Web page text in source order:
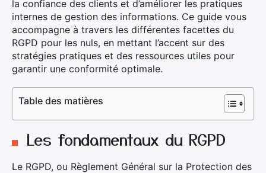
la confiance des clients et d’améliorer les pratiques
internes de gestion des informations. Ce guide vous
accompagne à travers les différentes facettes du
RGPD pour les nuls, en mettant l’accent sur des
stratégies pratiques et des ressources utiles pour
garantir une conformité optimale.
Table des matières
Les fondamentaux du RGPD
Le RGPD, ou Règlement Général sur la Protection des